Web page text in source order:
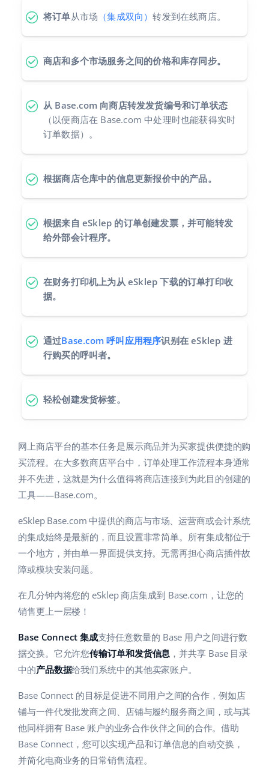
română
中文
将订单从市场 （集成双向）转发到在线商店。
商店和多个市场服务之间的价格和库存同步。
从 Base.com 向商店转发发货编号和订单状态
（以便商店在 Base.com 中处理时也能获得实时
订单数据）。
根据商店仓库中的信息更新报价中的产品。
根据来自 eSklep 的订单创建发票，并可能转发
给外部会计程序。
在财务打印机上为从 eSklep 下载的订单打印收
据。
通过Base.com 呼叫应用程序识别在 eSklep 进
行购买的呼叫者。
轻松创建发货标签。
网上商店平台的基本任务是展示商品并为买家提供便捷的购
买流程。在大多数商店平台中，订单处理工作流程本身通常
并不先进，这就是为什么值得将商店连接到为此目的创建的
工具——Base.com。
eSklep Base.com 中提供的商店与市场、运营商或会计系统
的集成始终是最新的，而且设置非常简单。所有集成都位于
一个地方，并由单一界面提供支持。无需再担心商店插件故
障或模块安装问题。
在几分钟内将您的 eSklep 商店集成到 Base.com，让您的
销售更上一层楼！
Base Connect 集成支持任意数量的 Base 用户之间进行数
据交换。它允许您传输订单和发货信息 ，并共享 Base 目录
中的产品数据给我们系统中的其他卖家账户。
Base Connect 的目标是促进不同用户之间的合作，例如店
铺与一件代发批发商之间、店铺与履约服务商之间，或与其
他同样拥有 Base 账户的业务合作伙伴之间的合作。借助
Base Connect，您可以实现产品和订单信息的自动交换，
并简化电商业务的日常销售流程。